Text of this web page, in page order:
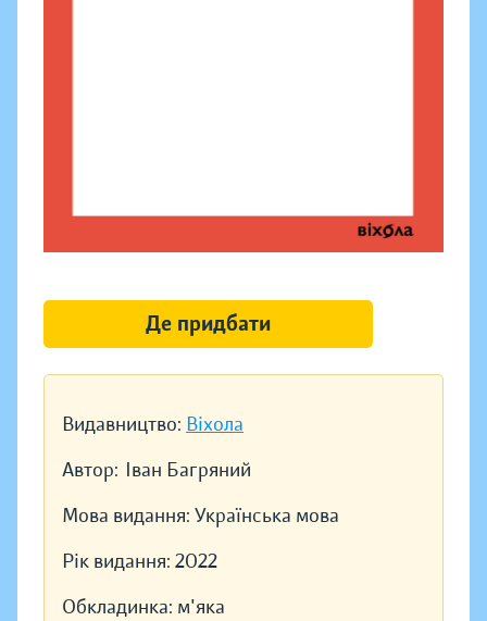
Видавництво: Віхола
Автор: Іван Багряний
Мова видання: Українська мова
Рік видання: 2022
Обкладинка: м'яка
Де придбати